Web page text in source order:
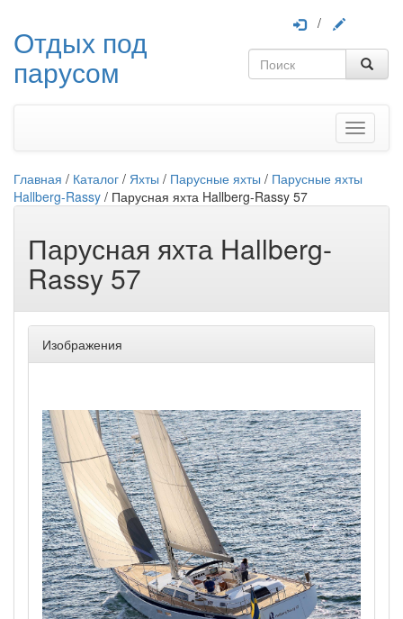
Отдых под
парусом
/
Меню
Главная / Каталог / Яхты / Парусные яхты / Парусные яхты
Hallberg-Rassy / Парусная яхта Hallberg-Rassy 57
Парусная яхта Hallberg-
Rassy 57
Изображения